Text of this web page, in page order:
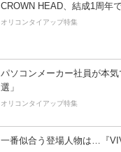
CROWN HEAD、結成1周年
オリコンタイアップ特集
パソコンメーカー社員が本
選」
オリコンタイアップ特集
一番似合う登場人物は…『